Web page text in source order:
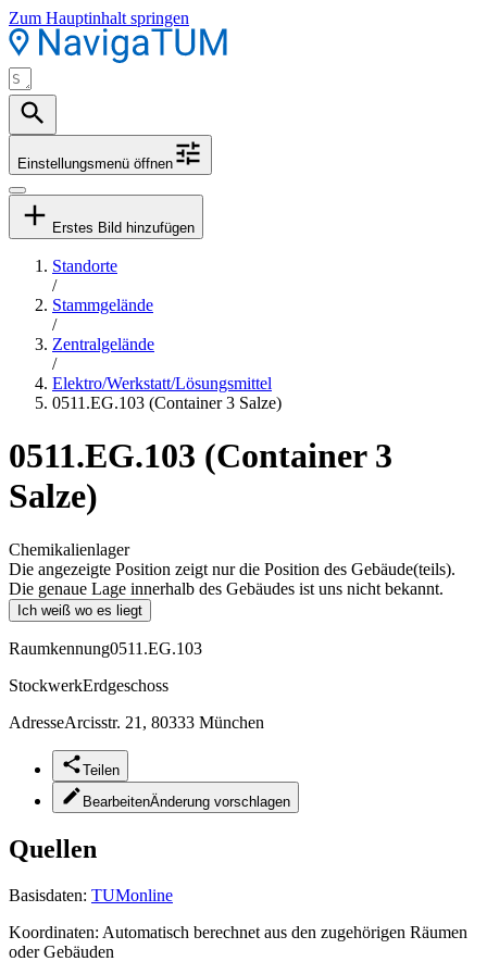
Zum Hauptinhalt springen
Einstellungsmenü öffnen
Erstes Bild hinzufügen
Standorte
/
Stammgelände
/
Zentralgelände
/
Elektro/Werkstatt/Lösungsmittel
0511.EG.103 (Container 3 Salze)
0511.EG.103 (Container 3
Salze)
Chemikalienlager
Die angezeigte Position zeigt nur die Position des Gebäude(teils).
Die genaue Lage innerhalb des Gebäudes ist uns nicht bekannt.
Ich weiß wo es liegt
Raumkennung0511.EG.103
StockwerkErdgeschoss
AdresseArcisstr. 21, 80333 München
Teilen
BearbeitenÄnderung vorschlagen
Quellen
Basisdaten: TUMonline
Koordinaten: Automatisch berechnet aus den zugehörigen Räumen
oder Gebäuden